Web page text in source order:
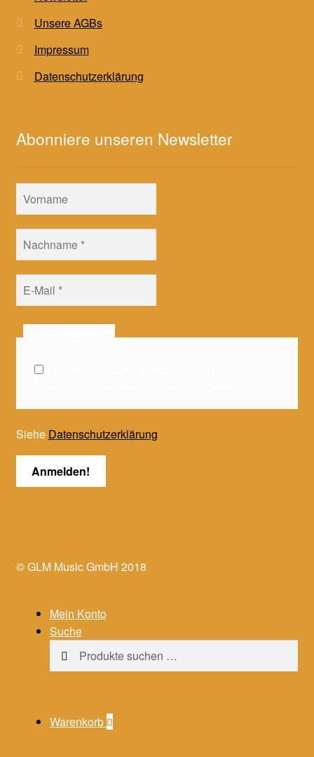
Unsere AGBs
Impressum
Datenschutzerklärung
Abonniere unseren Newsletter
Ich habe die Datenschutzerklärung der GLM
Siehe Datenschutzerklärung
© GLM Music GmbH 2018
Mein Konto
Suche
Suchen
nach:
Suchen
Warenkorb0